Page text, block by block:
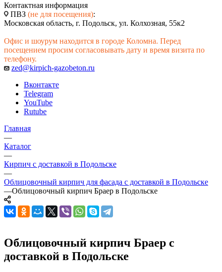
Контактная информация
ПВЗ (не для посещения):
Московская область, г. Подольск, ул. Колхозная, 55к2
Офис и шоурум находится в городе Коломна. Перед
посещением просим согласовывать дату и время визита по
телефону.
zed@kirpich-gazobeton.ru
Вконтакте
Telegram
YouTube
Rutube
Главная
—
Каталог
—
Кирпич с доставкой в Подольске
—
Облицовочный кирпич для фасада с доставкой в Подольске
—Облицовочный кирпич Браер в Подольске
Облицовочный кирпич Браер с
доставкой в Подольске